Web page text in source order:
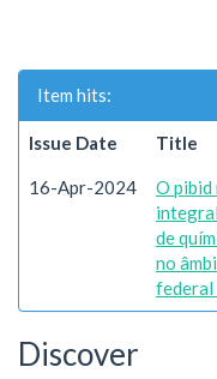
Item hits:
Issue Date Title
16-Apr-2024
O pibid
de
no
federal
Discover